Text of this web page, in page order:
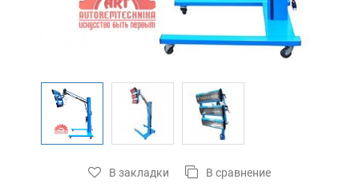
В закладки В сравнение